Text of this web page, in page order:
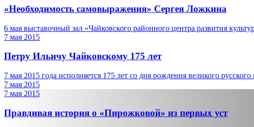
«Необходимость самовыражения» Сергея Ложкина
6 мая выставочный зал «Чайковского районного центра развития
7 мая 2015
Петру Ильичу Чайковскому 175 лет
7 мая 2015 года исполняется 175 лет со дня рождения великого русского
7 мая 2015
7 мая 2015
Правдивая история о «Пирожковой» из первых уст